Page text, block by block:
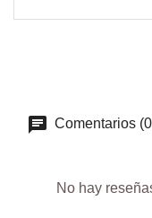
Comentarios
No hay